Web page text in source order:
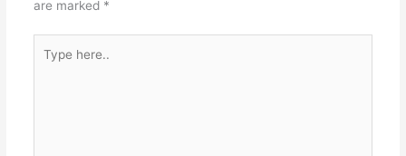
are marked *
here..